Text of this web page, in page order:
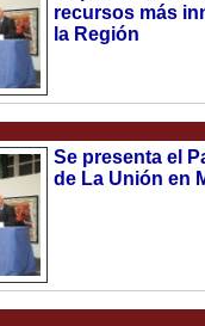
recursos más
la Región
Se presenta el
de La Unión en